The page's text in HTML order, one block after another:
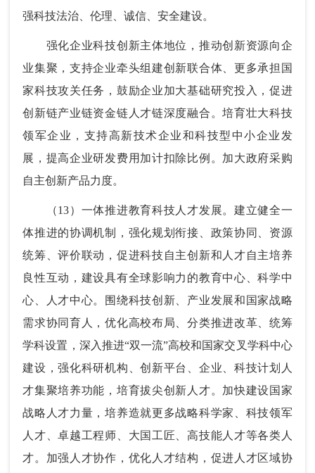
强科技法治、伦理、诚信、安全建设。
强化企业科技创新主体地位，推动创新资源向企
业集聚，支持企业牵头组建创新联合体、更多承担国
家科技攻关任务，鼓励企业加大基础研究投入，促进
创新链产业链资金链人才链深度融合。培育壮大科技
领军企业，支持高新技术企业和科技型中小企业发
展，提高企业研发费用加计扣除比例。加大政府采购
自主创新产品力度。
（13）一体推进教育科技人才发展。建立健全一
体推进的协调机制，强化规划衔接、政策协同、资源
统筹、评价联动，促进科技自主创新和人才自主培养
良性互动，建设具有全球影响力的教育中心、科学中
心、人才中心。围绕科技创新、产业发展和国家战略
需求协同育人，优化高校布局、分类推进改革、统筹
学科设置，深入推进“双一流”高校和国家交叉学科中心
建设，强化科研机构、创新平台、企业、科技计划人
才集聚培养功能，培育拔尖创新人才。加快建设国家
战略人才力量，培养造就更多战略科学家、科技领军
人才、卓越工程师、大国工匠、高技能人才等各类人
才。加强人才协作，优化人才结构，促进人才区域协